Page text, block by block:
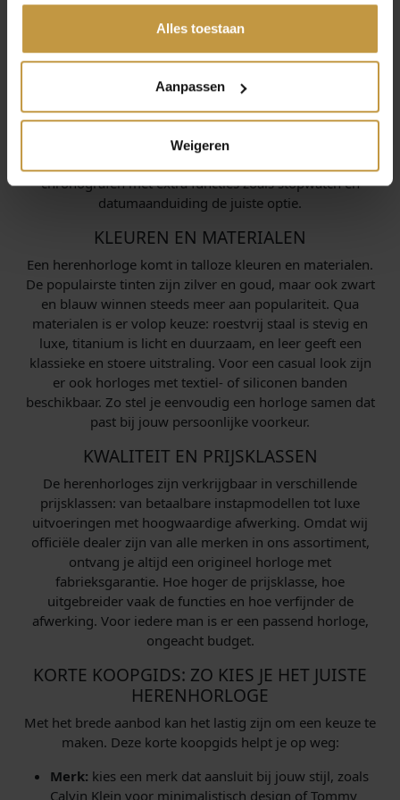
gedeeld of die ze hebben verzameld via jouw gebruik van
Alles toestaan
Aanpassen
Weigeren
De keuze in herenhorloges is enorm en dat maakt het
je jouw keuze baseren op stijl. Wil je een tijdloos horloge
dat je bij elke outfit kunt dragen? Dan zijn klassieke
look kun je kiezen voor horloges met een minimalistische
wijzerplaat en metalen band. Ga je vaak de sportschool in
chronografen met extra functies zoals stopwatch en
datumaanduiding de juiste optie.
KLEUREN EN MATERIALEN
Een herenhorloge komt in talloze kleuren en materialen.
De populairste tinten zijn zilver en goud, maar ook zwart
en blauw winnen steeds meer aan populariteit. Qua
materialen is er volop keuze: roestvrij staal is stevig en
luxe, titanium is licht en duurzaam, en leer geeft een
klassieke en stoere uitstraling. Voor een casual look zijn
er ook horloges met textiel- of siliconen banden
beschikbaar. Zo stel je eenvoudig een horloge samen dat
past bij jouw persoonlijke voorkeur.
KWALITEIT EN PRIJSKLASSEN
De herenhorloges zijn verkrijgbaar in verschillende
prijsklassen: van betaalbare instapmodellen tot luxe
uitvoeringen met hoogwaardige afwerking. Omdat wij
officiële dealer zijn van alle merken in ons assortiment,
ontvang je altijd een origineel horloge met
fabrieksgarantie. Hoe hoger de prijsklasse, hoe
uitgebreider vaak de functies en hoe verfijnder de
afwerking. Voor iedere man is er een passend horloge,
ongeacht budget.
KORTE KOOPGIDS: ZO KIES JE HET JUISTE
HERENHORLOGE
Met het brede aanbod kan het lastig zijn om een keuze te
maken. Deze korte koopgids helpt je op weg:
Merk: kies een merk dat aansluit bij jouw stijl, zoals
Calvin Klein voor minimalistisch design of Tommy